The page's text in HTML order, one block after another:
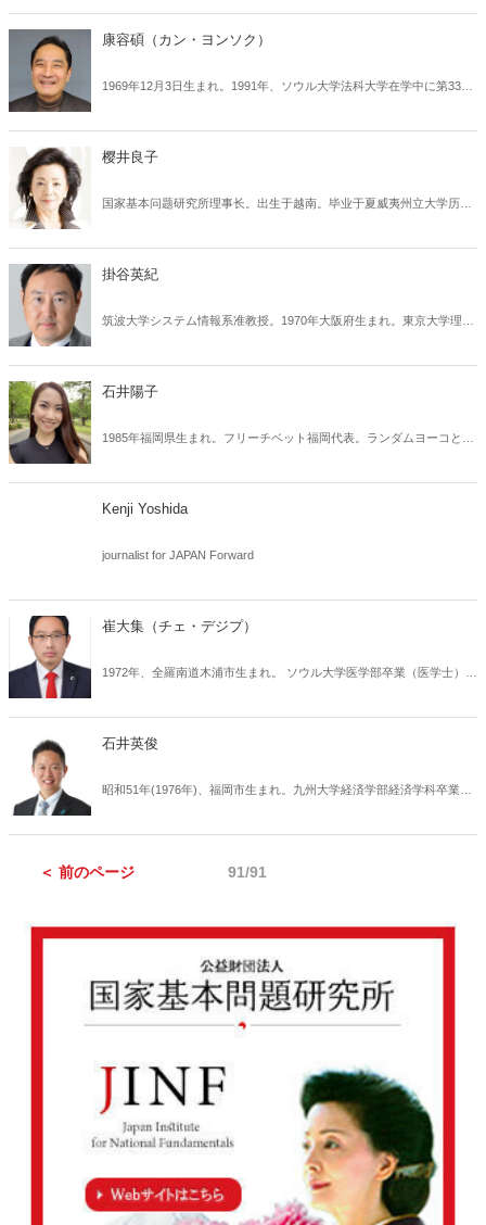
略検討会議分科会委員、男女共同参画会議議員、自治省（現総務省）
の青少年健全育成調査研究委員会座長、玉川大学大学院講師、埼玉県
などを歴任。著書に『日本が二度と立ち上がれないようにアメリカが
なこと』など多数。
康容碩（カン・ヨンソク）
1969年12月3日生まれ。1991年、ソウル大学法科大学在学中に第33回
バード・ロースクールで修士号を取得した。政界でも積極的に活動
し、ハンナラ党青年委員会委員長や選挙対策委員会法律支援チーム長
ストローの代表弁護士を務め、政治系ユーチューバーとしても活動
人を超えている。
樱井良子
国家基本问题研究所理事长。出生于越南。毕业于夏威夷州立大学历史
（中公文库）获大宅壮一纪实文学奖。以《日本的危机》（新潮文库）
为中心的演讲活动获菊池宽奖。2007年，成立国家基本问题研究所并就
《日本的未来》、《一刀两断》、《问答无用》（新潮社）、《论战》
（合著·产经新闻出版社）等著作。
掛谷英紀
筑波大学システム情報系准教授。1970年大阪府生まれ。東京大学理学
経て現職。専門はメディア工学。 著書に『学問とは何か』(大学教育
出版)、『学者のウソ』(ソフトバンククリエイティブ)、『「先見力」
方法』(集広舎)、学者の暴走 (扶桑社新書)など多数。
石井陽子
1985年福岡県生まれ。フリーチベット福岡代表。ランダムヨーコとし
版）。英語での論文がジャパン・フォワードに掲載されている他、
チャイナ・モーニングポスト、ブライトバート、チベットテレビなど
紹介されている。夫は石井英俊（自由インド太平洋連盟 副会長）。
Kenji Yoshida
journalist for JAPAN Forward
崔大集（チェ・デジプ）
1972年、全羅南道木浦市生まれ。 ソウル大学医学部卒業（医学士）。
表、韓国最大の医師団体である大韓医師協会会長（第40代）を歴任。
２０２２年の大統領選挙では、大統領予備候補に登録し、政界デビュ
石井英俊
昭和51年(1976年)、福岡市生まれ。九州大学経済学部経済学科卒業。
られている石井陽子。著書に『やがてロシアの崩壊がはじまる』（ド
(Rogue Umbrella, LTD, 2025) に複数の論文が収録されるなどしてい
＜ 前のページ 91/91